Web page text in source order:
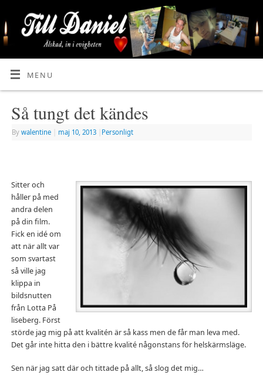
MENU
Så tungt det kändes
By walentine maj 10, 2013 Personligt
Sitter och
håller på med
andra delen
på din film.
Fick en idé om
att när allt var
som svartast
så ville jag
klippa in
bildsnutten
från Lotta På
liseberg. Först
störde jag mig på att kvalitén är så kass men de får man leva med.
Det går inte hitta den i bättre kvalité någonstans för helskärmsläge.
Sen när jag satt där och tittade på allt, så slog det mig…